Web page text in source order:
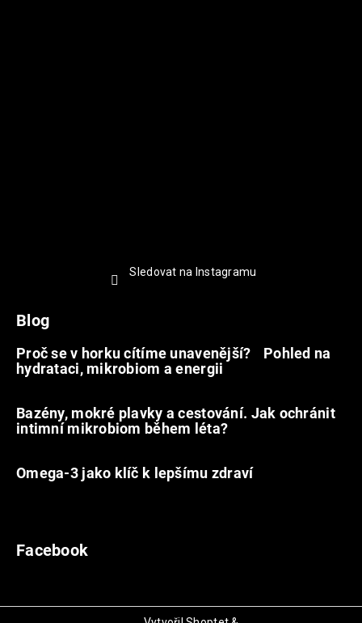
Sledovat na Instagramu
Blog
Proč se v horku cítíme unavenější? Pohled na
hydrataci, mikrobiom a energii
Bazény, mokré plavky a cestování. Jak ochránit
intimní mikrobiom během léta?
Omega-3 jako klíč k lepšímu zdraví
Facebook